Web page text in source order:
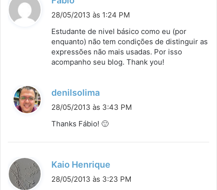
i
s
e
:
28/05/2013 às 1:24 PM
Estudante de nivel básico como eu (por
enquanto) não tem condições de distinguir as
expressões não mais usadas. Por isso
acompanho seu blog. Thank you!
denilsolima
e
28/05/2013 às 3:43 PM
Thanks Fábio! 🙂
Kaio Henrique
i
28/05/2013 às 3:23 PM